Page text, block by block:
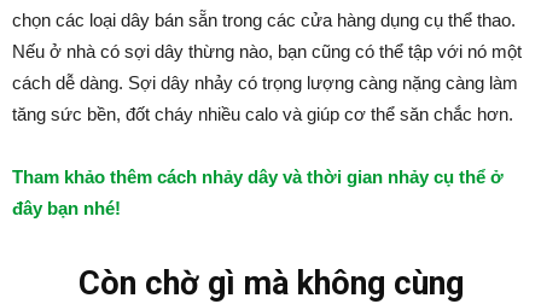
chọn các loại dây bán sẵn trong các cửa hàng dụng cụ thể thao.
Nếu ở nhà có sợi dây thừng nào, bạn cũng có thể tập với nó một
cách dễ dàng. Sợi dây nhảy có trọng lượng càng nặng càng làm
tăng sức bền, đốt cháy nhiều calo và giúp cơ thể săn chắc hơn.
Tham khảo thêm cách nhảy dây và thời gian nhảy cụ thể ở
đây bạn nhé!
Còn chờ gì mà không cùng